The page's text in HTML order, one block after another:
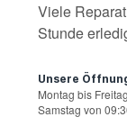
Viele
Stunde
Unsere
Montag bis
Samstag von